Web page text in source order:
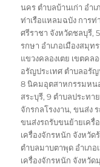
นคร ตำบลบ้านเก่า อำ
ท่าเรือแหลมฉบัง การท่
ศรีราชา จังหวัดชลบุรี,
รกษา อำเภอเมืองสมุท
แขวงคลองเตย เขตคล
อรัญประเทศ ตำบลอรัญ
8 นิคมอุตสาหกรรมหน
สระบุรี,9 ตำบลประทา
จักรกลโรงงาน,ขนส่ง
ขนส่งรถรับขนย้ายเครื่
เครื่องจักรหนัก จังหวัด
ตำบลมาบตาพุด อำเภอ
เครื่องจักรหนัก จังหวัด